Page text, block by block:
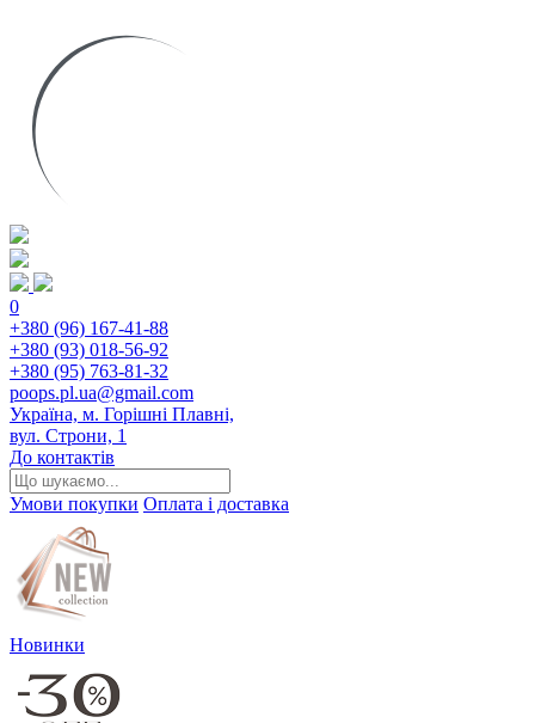
0
+380 (96) 167-41-88
+380 (93) 018-56-92
+380 (95) 763-81-32
poops.pl.ua@gmail.com
Україна, м. Горішні Плавні,
вул. Строни, 1
До контактів
Умови покупки Оплата і доставка
Новинки